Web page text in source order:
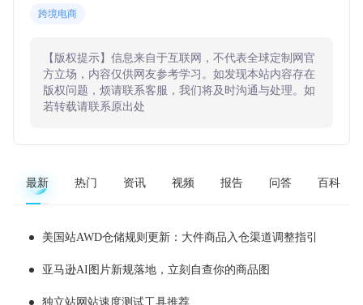
跨境电商
【版权提示】信息来自于互联网，不代表全球定制网官
方立场，内容仅供网友参考学习。如发现本站内容存在
版权问题，烦请联系客服，我们将及时沟通与处理。如
若转载请联系原出处
最新 热门 资讯 视频 报告 问答 百科
美国站AWD仓储规则更新：大件商品入仓渠道调整指引
亚马逊AI图片新规落地，立刻自查你的商品图
独立站网站速度测试工具推荐